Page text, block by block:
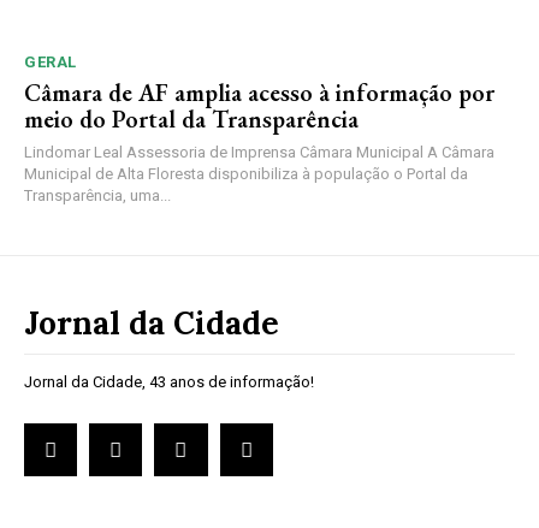
GERAL
Câmara de AF amplia acesso à informação por
meio do Portal da Transparência
Lindomar Leal Assessoria de Imprensa Câmara Municipal A Câmara
Municipal de Alta Floresta disponibiliza à população o Portal da
Transparência, uma...
Jornal da Cidade
Jornal da Cidade, 43 anos de informação!